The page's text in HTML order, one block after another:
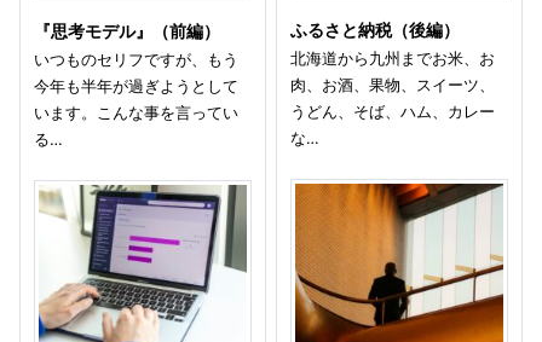
『思考モデル』（前編）
いつものセリフですが、もう
今年も半年が過ぎようとして
います。こんな事を言ってい
る…
ふるさと納税（後編）
北海道から九州までお米、お
肉、お酒、果物、スイーツ、
うどん、そば、ハム、カレー
な…